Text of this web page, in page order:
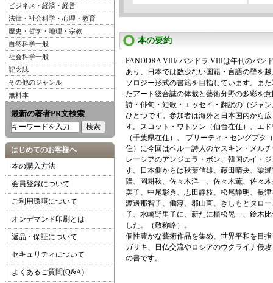
ビジネス・経済・経営
法律・社会科学・心理・教育
歴史・哲学・地理・宗教
自然科学一般
社会科学一般
記念誌
その他のジャンル
無料本
最新の著者PR文検索
はじめてのお客様へ
本の購入方法
会員登録について
ご利用環境について
オンデマンド印刷とは
返品・保証について
セキュリティについて
よくあるご質問(Q&A)
本の要約
PANDORA VIII/ パンドラ VIIIは年刊のパン
あり、日本では数少ない国籍・言語の壁を
ソロジー形式の書籍を目指しています。ま
たアート総合誌の体裁と藝術分野の多彩を
詩・俳句・短歌・エッセイ・翻訳の（ジャ
ひとつです。参加者は海外と日本国内から
す。スコット・ワトソン（仙台在住）、エ
（千葉県在住）、 プリーティ・セングプタ
住）に今回はペルー詩人のヤスキン・メル
レーシアのアンジェラ・ボン、韓国のイ・
す。日本側からは秋葉信雄、藤田晴央、梁
隆、岡耕秋、佐々木洋一、佐々木薫、佐々
美子、中尾彰秀、志田静枝、松尾静明、長
渡邊那智子、働淳、郡山直、きしもとタロ
子、水崎野里子に、新たに植松晃一、鈴木
した。（敬称略）。
個性豊かな藝術作品を集め、世界平和を目
ガサキ、日仏交流やロシアのウクライナ侵
の書です。